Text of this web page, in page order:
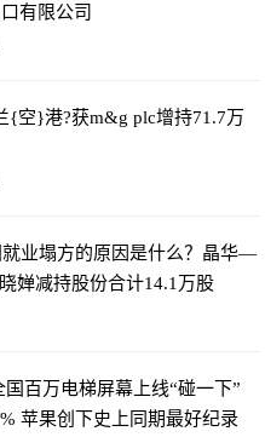
有限公司
{空}港?获m&g plc增持71.7万
业塌方的原因是什么？ 晶华—
婵减持股份合计14.1万股
百万电梯屏幕上线“碰一下”
苹果创下史上同期最好纪录